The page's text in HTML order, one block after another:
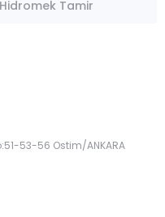
Hidromek Tamir
53-56 Ostim/ANKARA